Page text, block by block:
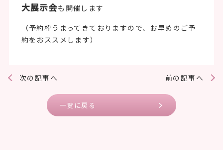
大展示会も開催します
（予約枠うまってきておりますので、お早めのご予
約をおススメします）
前の記事へ
次の記事へ
一覧に戻る